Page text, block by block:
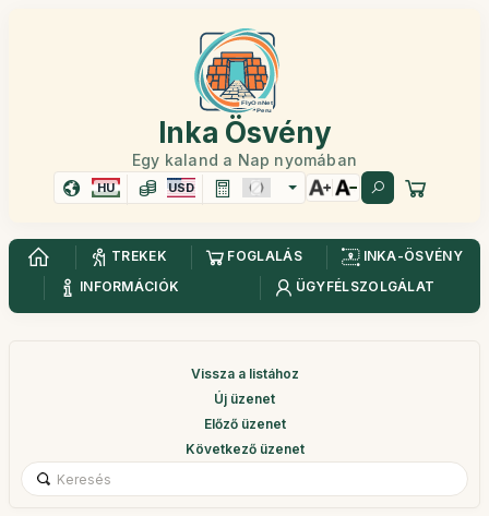
Inka Ösvény
Egy kaland a Nap nyomában
HU USD
TREKEK FOGLALÁS
INKA-ÖSVÉNY
INFORMÁCIÓK
ÜGYFÉLSZOLGÁLAT
Vissza a listához
Új üzenet
Előző üzenet
Következő üzenet